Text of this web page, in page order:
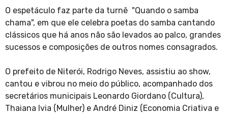
O espetáculo faz parte da turnê "Quando o samba
chama", em que ele celebra poetas do samba cantando
clássicos que há anos não são levados ao palco, grandes
sucessos e composições de outros nomes consagrados.
O prefeito de Niterói, Rodrigo Neves, assistiu ao show,
cantou e vibrou no meio do público, acompanhado dos
secretários municipais Leonardo Giordano (Cultura),
Thaiana Ivia (Mulher) e André Diniz (Economia Criativa e